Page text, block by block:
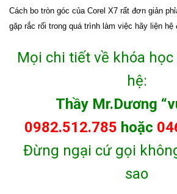
Cách bo tròn góc của Corel X7 rất đơn giản
gặp rắc rối trong quá trình làm việc hãy liện
Mọi chi tiết về khóa
hệ:
Thầy Mr.Dương
0982.512.785 hoặc
Đừng ngại cứ gọi
sao